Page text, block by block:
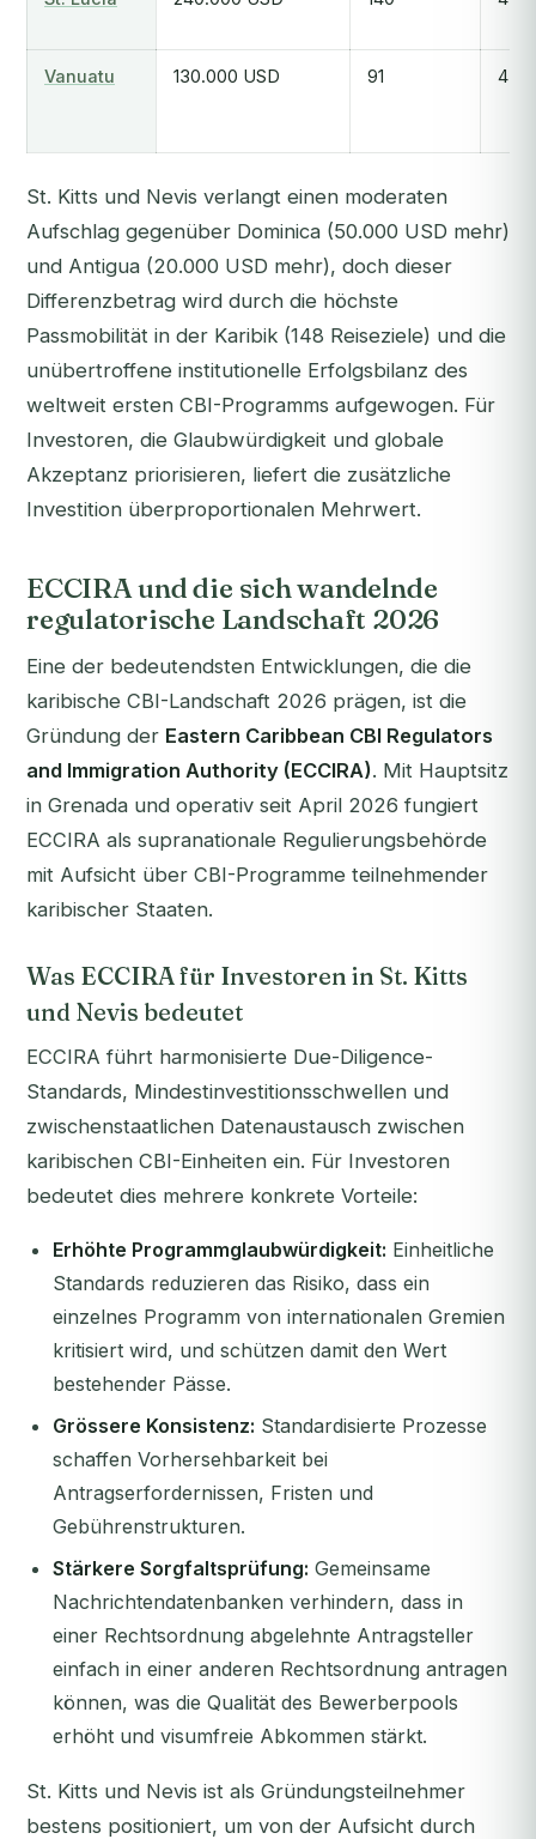
Vanuatu 130.000 USD 91 45-
St. Kitts und Nevis verlangt einen moderaten
Aufschlag gegenüber Dominica (50.000 USD mehr)
und Antigua (20.000 USD mehr), doch dieser
Differenzbetrag wird durch die höchste
Passmobilität in der Karibik (148 Reiseziele) und die
unübertroffene institutionelle Erfolgsbilanz des
weltweit ersten CBI-Programms aufgewogen. Für
Investoren, die Glaubwürdigkeit und globale
Akzeptanz priorisieren, liefert die zusätzliche
Investition überproportionalen Mehrwert.
ECCIRA und die sich wandelnde
regulatorische Landschaft 2026
Eine der bedeutendsten Entwicklungen, die die
karibische CBI-Landschaft 2026 prägen, ist die
Gründung der Eastern Caribbean CBI Regulators
and Immigration Authority (ECCIRA). Mit Hauptsitz
in Grenada und operativ seit April 2026 fungiert
ECCIRA als supranationale Regulierungsbehörde
mit Aufsicht über CBI-Programme teilnehmender
karibischer Staaten.
Was ECCIRA für Investoren in St. Kitts
und Nevis bedeutet
ECCIRA führt harmonisierte Due-Diligence-
Standards, Mindestinvestitionsschwellen und
zwischenstaatlichen Datenaustausch zwischen
karibischen CBI-Einheiten ein. Für Investoren
bedeutet dies mehrere konkrete Vorteile:
Erhöhte Programmglaubwürdigkeit: Einheitliche
Standards reduzieren das Risiko, dass ein
einzelnes Programm von internationalen Gremien
kritisiert wird, und schützen damit den Wert
bestehender Pässe.
Grössere Konsistenz: Standardisierte Prozesse
schaffen Vorhersehbarkeit bei
Antragserfordernissen, Fristen und
Gebührenstrukturen.
Stärkere Sorgfaltsprüfung: Gemeinsame
Nachrichtendatenbanken verhindern, dass in
einer Rechtsordnung abgelehnte Antragsteller
einfach in einer anderen Rechtsordnung antragen
können, was die Qualität des Bewerberpools
erhöht und visumfreie Abkommen stärkt.
St. Kitts und Nevis ist als Gründungsteilnehmer
bestens positioniert, um von der Aufsicht durch